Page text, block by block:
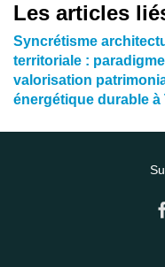
Les articles
Syncrétisme
territoriale :
valorisation
énergétique durable à